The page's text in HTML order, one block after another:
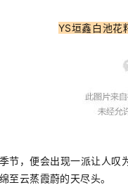
YS垣鑫白池花
节，便会出现一派让人
至云蒸霞蔚的天尽头。